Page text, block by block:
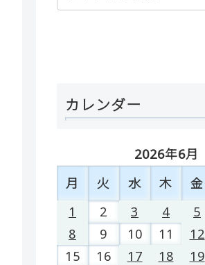
カレンダー
2026年6月
月
火 水 木 金
1
2 3 4 5
8
9 10 11 12
15
16 17 18 19